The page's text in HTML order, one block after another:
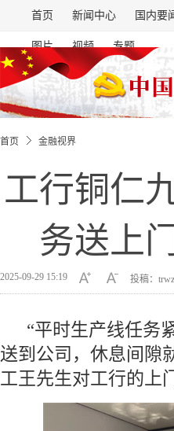
首页 新闻中心 国内要
图片 视频 专题
首页 金融视界
工行铜仁
务送上
2025-09-29 15:19 投稿：
“平时生产线任务
送到公司，休息间隙
工王先生对工行的上